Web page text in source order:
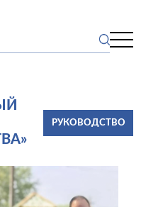
РУКОВОДСТВО